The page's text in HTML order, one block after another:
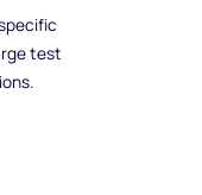
test